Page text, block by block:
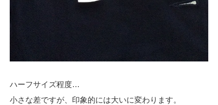
ハーフサイズ程度…
小さな差ですが、印象的には大いに変わります。